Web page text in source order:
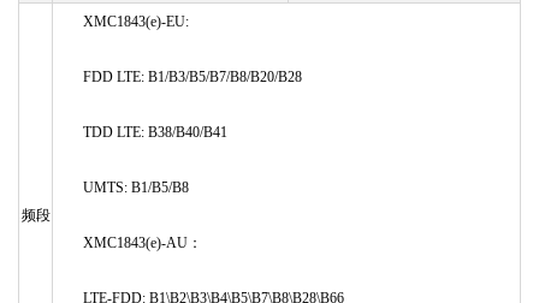
频段
XMC1843(e)-EU:
FDD LTE: B1/B3/B5/B7/B8/B20/B28
TDD LTE: B38/B40/B41
UMTS: B1/B5/B8
XMC1843(e)-AU：
LTE-FDD: B1\B2\B3\B4\B5\B7\B8\B28\B66